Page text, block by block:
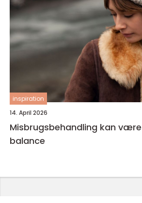
inspiration
14. April 2026
Misbrugsbehandling kan være vejen til et liv i
balance